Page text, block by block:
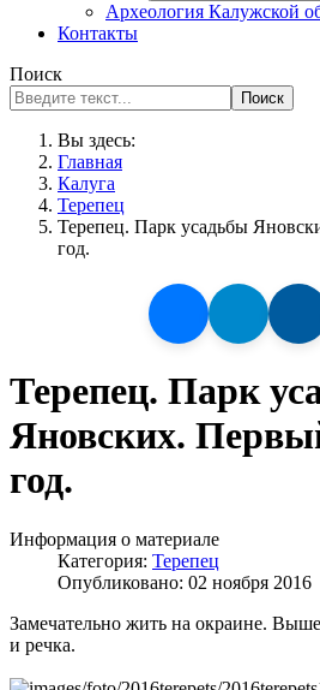
Археология Калужской
Контакты
Поиск
Поиск
Вы здесь:
Главная
Калуга
Терепец
Терепец. Парк усадьбы
год.
Терепец. Парк
Яновских.
год.
Информация о материале
Категория: Терепец
Опубликовано: 02 ноября 2016
Замечательно жить на окраине.
и речка.